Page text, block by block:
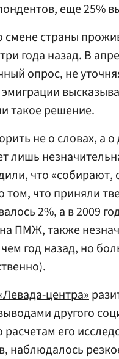
еще 25%
смене страны
года назад. В
опрос, не
эмиграции
такое решение.
не о словах, а
лишь
что
том, что приняли
2%, а в 2009
ПМЖ, также
год назад, но
центра»
другого
расчетам его
наблюдалось